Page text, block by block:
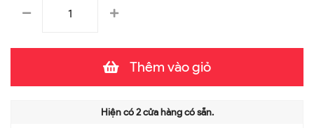
Thêm vào giỏ
Hiện có2cửa hàng có sẵn.